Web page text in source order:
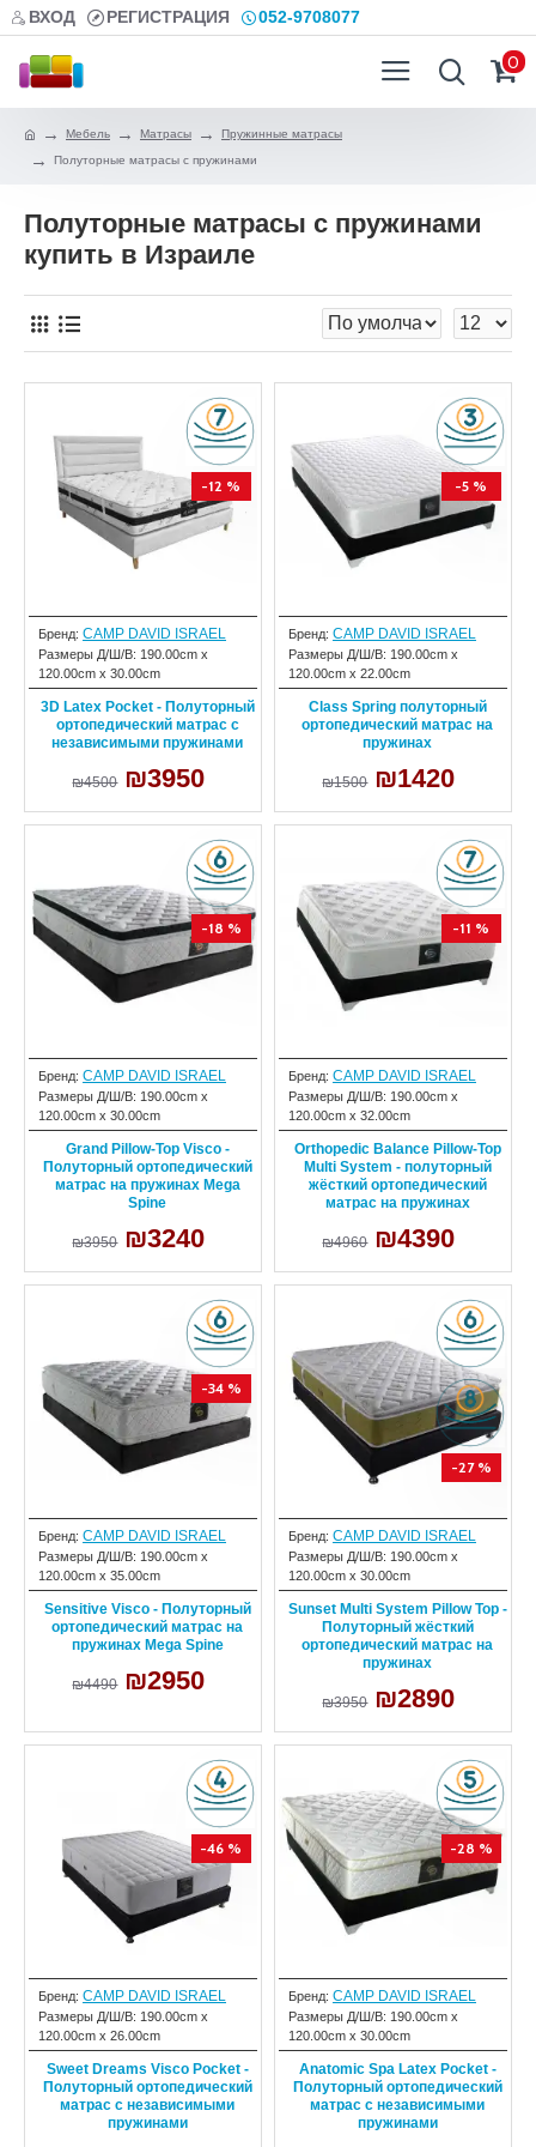
ВХОД РЕГИСТРАЦИЯ 052-9708077
0
Мебель Матрасы
Пружинные матрасы
Полуторные матрасы с пружинами
Полуторные матрасы с пружинами
купить в Израиле
-12 %
Бренд: CAMP DAVID ISRAEL
Размеры Д/Ш/В: 190.00cm x
120.00cm x 30.00cm
3D Latex Pocket - Полуторный
ортопедический матрас с
независимыми пружинами
₪4500 ₪3950
-5 %
Бренд: CAMP DAVID ISRAEL
Размеры Д/Ш/В: 190.00cm x
120.00cm x 22.00cm
Class Spring полуторный
ортопедический матрас на
пружинах
₪1500 ₪1420
-18 %
Бренд: CAMP DAVID ISRAEL
Размеры Д/Ш/В: 190.00cm x
120.00cm x 30.00cm
Grand Pillow-Top Visco -
Полуторный ортопедический
матрас на пружинах Mega
Spine
₪3950 ₪3240
-11 %
Бренд: CAMP DAVID ISRAEL
Размеры Д/Ш/В: 190.00cm x
120.00cm x 32.00cm
Orthopedic Balance Pillow-Top
Multi System - полуторный
жёсткий ортопедический
матрас на пружинах
₪4960 ₪4390
-34 %
Бренд: CAMP DAVID ISRAEL
Размеры Д/Ш/В: 190.00cm x
120.00cm x 35.00cm
Sensitive Visco - Полуторный
ортопедический матрас на
пружинах Mega Spine
₪4490 ₪2950
-27 %
Бренд: CAMP DAVID ISRAEL
Размеры Д/Ш/В: 190.00cm x
120.00cm x 30.00cm
Sunset Multi System Pillow Top -
Полуторный жёсткий
ортопедический матрас на
пружинах
₪3950 ₪2890
-46 %
Бренд: CAMP DAVID ISRAEL
Размеры Д/Ш/В: 190.00cm x
120.00cm x 26.00cm
Sweet Dreams Visco Pocket -
Полуторный ортопедический
матрас с независимыми
пружинами
-28 %
Бренд: CAMP DAVID ISRAEL
Размеры Д/Ш/В: 190.00cm x
120.00cm x 30.00cm
Anatomic Spa Latex Pocket -
Полуторный ортопедический
матрас с независимыми
пружинами